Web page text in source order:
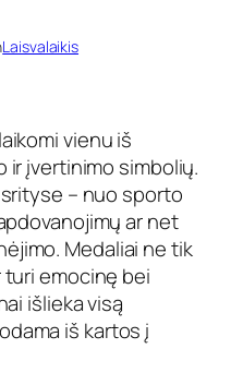
Laisvalaikis
vienu iš
ir įvertinimo simbolių.
– nuo sporto
ar net
Medaliai ne tik
emocinę bei
išlieka visą
iš kartos į